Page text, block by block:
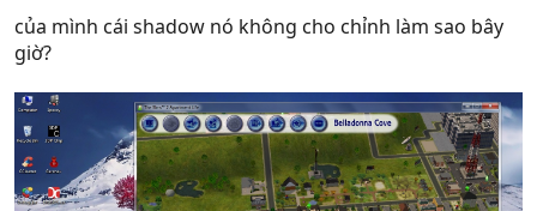
của mình cái shadow nó không cho chỉnh làm sao bây
giờ?